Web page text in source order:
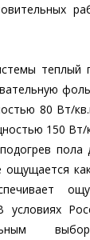
теплый
80 Вт/
150 Вт/
пола
ощущается